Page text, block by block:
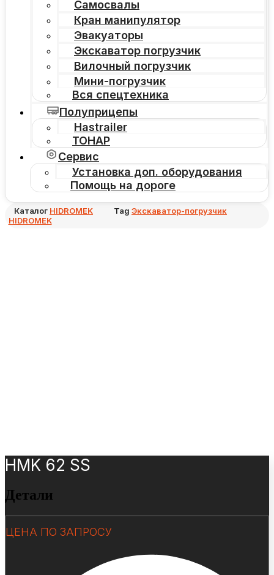
Самосвалы
Кран манипулятор
Эвакуаторы
Экскаватор погрузчик
Вилочный погрузчик
Мини-погрузчик
Вся спецтехника
Полуприцепы
Hastrailer
ТОНАР
Сервис
Установка доп. оборудования
Помощь на дороге
Каталог HIDROMEK Tag Экскаватор-погрузчик
HIDROMEK
HMK 62 SS
Детали
ЦЕНА ПО ЗАПРОСУ